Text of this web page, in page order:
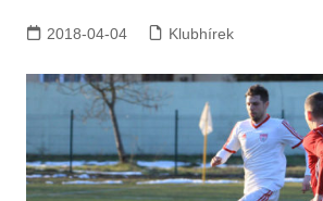
2018-04-04 Klubhírek